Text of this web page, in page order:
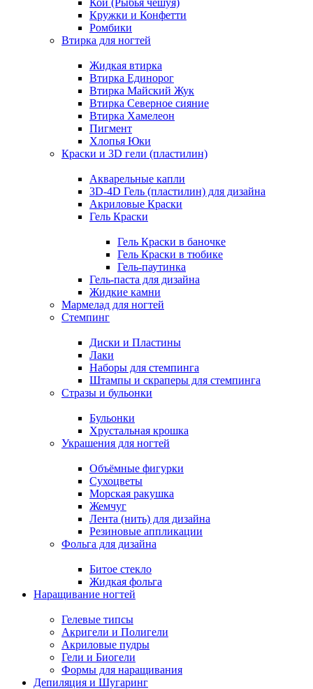
Кои (Рыбья чешуя)
Кружки и Конфетти
Ромбики
Втирка для ногтей
Жидкая втирка
Втирка Единорог
Втирка Майский Жук
Втирка Северное сияние
Втирка Хамелеон
Пигмент
Хлопья Юки
Краски и 3D гели (пластилин)
Акварельные капли
3D-4D Гель (пластилин) для дизайна
Акриловые Краски
Гель Краски
Гель Краски в баночке
Гель Краски в тюбике
Гель-паутинка
Гель-паста для дизайна
Жидкие камни
Мармелад для ногтей
Стемпинг
Диски и Пластины
Лаки
Наборы для стемпинга
Штампы и скраперы для стемпинга
Стразы и бульонки
Бульонки
Хрустальная крошка
Украшения для ногтей
Объёмные фигурки
Сухоцветы
Морская ракушка
Жемчуг
Лента (нить) для дизайна
Резиновые аппликации
Фольга для дизайна
Битое стекло
Жидкая фольга
Наращивание ногтей
Гелевые типсы
Акригели и Полигели
Акриловые пудры
Гели и Биогели
Формы для наращивания
Депиляция и Шугаринг